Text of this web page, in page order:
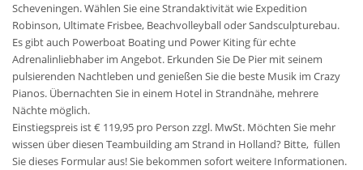
Scheveningen. Wählen Sie eine Strandaktivität wie Expedition
Robinson, Ultimate Frisbee, Beachvolleyball oder Sandsculpturebau.
Es gibt auch Powerboat Boating und Power Kiting für echte
Adrenalinliebhaber im Angebot. Erkunden Sie De Pier mit seinem
pulsierenden Nachtleben und genießen Sie die beste Musik im Crazy
Pianos. Übernachten Sie in einem Hotel in Strandnähe, mehrere
Nächte möglich.
Einstiegspreis ist € 119,95 pro Person zzgl. MwSt. Möchten Sie mehr
wissen über diesen Teambuilding am Strand in Holland? Bitte, füllen
Sie dieses Formular aus! Sie bekommen sofort weitere Informationen.